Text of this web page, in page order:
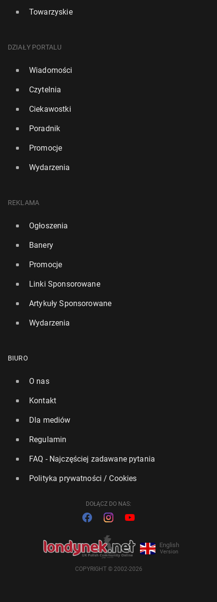
Towarzyskie
DZIAŁY PORTALU
Wiadomości
Czytelnia
Ciekawostki
Poradnik
Promocje
Wydarzenia
REKLAMA
Ogłoszenia
Banery
Promocje
Linki Sponsorowane
Artykuły Sponsorowane
Wydarzenia
BIURO
O nas
Kontakt
Dla mediów
Regulamin
FAQ - Najczęściej zadawane pytania
Polityka prywatności / Cookies
DOŁĄCZ DO NAS:
English
Version
COPYRIGHT © 2002-2026